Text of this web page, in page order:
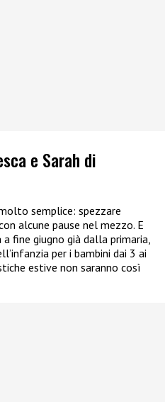
e Sarah di
semplice: spezzare
alcune pause nel mezzo. E
fine giugno già dalla primaria,
per i bambini dai 3 ai
estive non saranno così